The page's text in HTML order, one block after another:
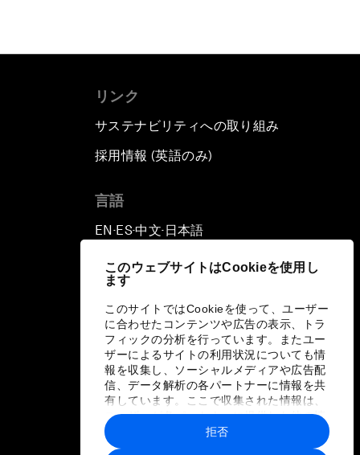
このウェブサイトはCookieを使用し
ます
このサイトではCookieを使って、ユーザー
に合わせたコンテンツや広告の表示、トラ
フィックの分析を行っています。またユー
ザーによるサイトの利用状況についても情
報を収集し、ソーシャルメディアや広告配
信、データ解析の各パートナーに情報を共
有しています。ここで収集された情報は、
ユーザーが各パートナーに提供した他の情
報や各パートナーのサービスを使用した際
に収集された情報と組み合わされ、各パー
拒否
リンク
サステナビリティへの取り組み
採用情報 (英語のみ)
言語
EN ▪ ES▪中文▪ 日本語